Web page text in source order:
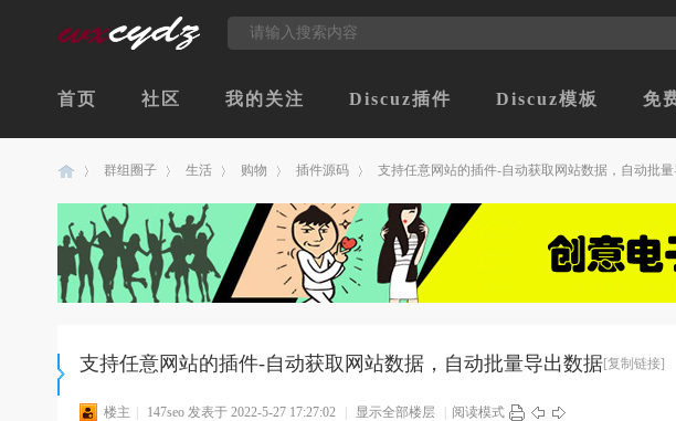
首页 社区 我的关注 Discuz插件 Discuz模板 免
›
群组圈子
›
生活
›
购物 插件源码
›
支持任意网站的插件-自动获取网站数据，自动批量
支持任意网站的插件-自动获取网站数据，自动批量导出数据[复制链接]
楼主 147seo 发表于 2022-5-27 17:27:02 显示全部楼层 阅读模式